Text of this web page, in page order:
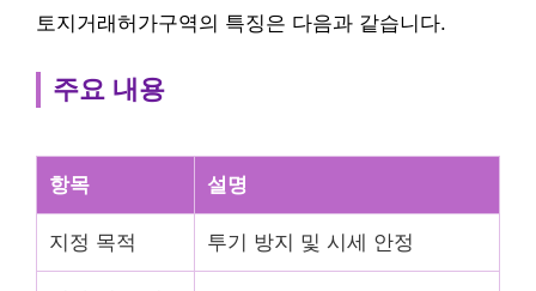
토지거래허가구역의 특징은 다음과 같습니다.
주요 내용
항목 설명
지정 목적 투기 방지 및 시세 안정